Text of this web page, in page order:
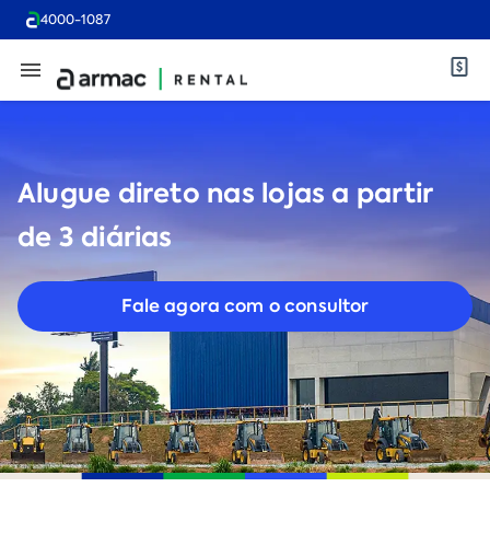
4000-1087
Alugue direto nas lojas a partir
de 3 diárias
Fale agora com o consultor